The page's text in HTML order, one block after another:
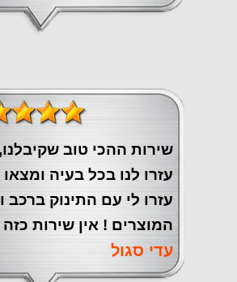
שירות ההכי טוב
עזרו לנו בכל בעיה ומצאו
עזרו לי עם התינוק ברכב
המוצרים ! אין שירות כזה
עדי סגול